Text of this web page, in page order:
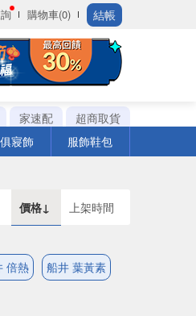
購物車(0) 結帳
家速配
超商取貨
寢飾 服飾鞋包
價格↓ 上架時間
倍熱 船井 葉黃素